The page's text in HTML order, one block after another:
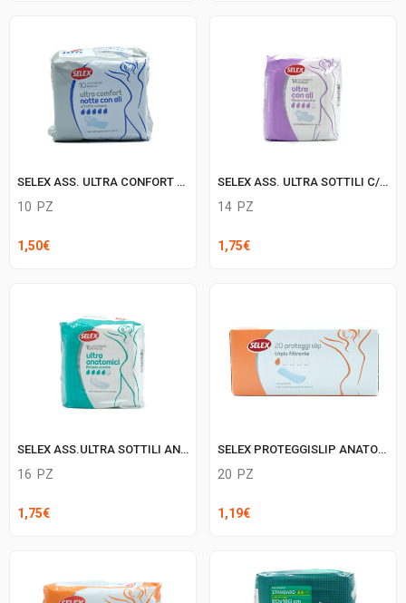
SELEX ASS. ULTRA CONFORT NOTTE ALI
10 PZ
1,50€
SELEX ASS. ULTRA SOTTILI C/ALI
14 PZ
1,75€
SELEX ASS.ULTRA SOTTILI ANATOMICI
16 PZ
1,75€
SELEX PROTEGGISLIP ANATOMICI
20 PZ
1,19€